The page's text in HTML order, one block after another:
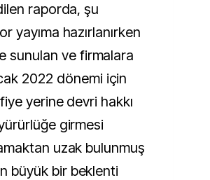
raporda, şu
yayıma hazırlanırken
sunulan ve firmalara
2022 dönemi için
yerine devri hakkı
girmesi
uzak bulunmuş
büyük bir beklenti